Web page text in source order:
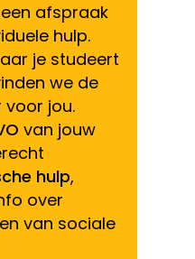
afspraak
hulp.
je studeert
we de
voor jou.
van jouw
hulp,
over
van sociale